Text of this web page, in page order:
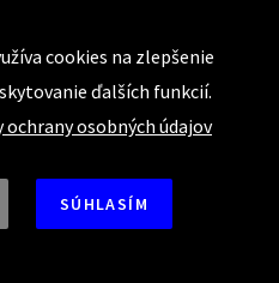
cookies na zlepšenie
ďalších funkcií.
ochrany osobných údajov
SÚHLASÍM